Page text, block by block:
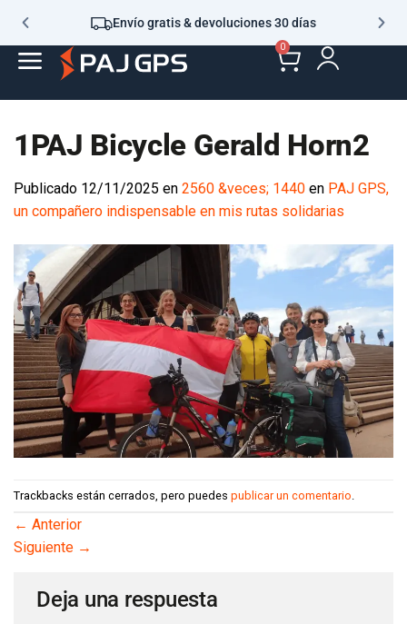
Envío gratis & devoluciones 30 días
0
1PAJ Bicycle Gerald Horn2
Publicado 12/11/2025 en 2560 &veces; 1440 en PAJ GPS,
un compañero indispensable en mis rutas solidarias
Trackbacks están cerrados, pero puedes publicar un comentario
← Anterior
Siguiente →
Deja una respuesta